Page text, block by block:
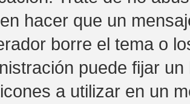
hacer que un
borre el tema o
puede fijar
a utilizar en un